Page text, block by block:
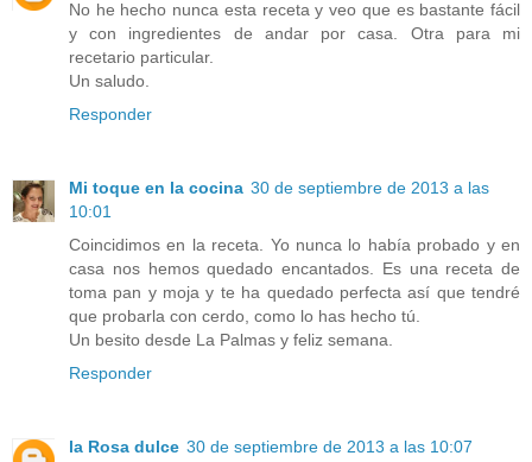
No he hecho nunca esta receta y veo que es bastante fácil
y con ingredientes de andar por casa. Otra para mi
recetario particular.
Un saludo.
Responder
Mi toque en la cocina 30 de septiembre de 2013 a las
10:01
Coincidimos en la receta. Yo nunca lo había probado y en
casa nos hemos quedado encantados. Es una receta de
toma pan y moja y te ha quedado perfecta así que tendré
que probarla con cerdo, como lo has hecho tú.
Un besito desde La Palmas y feliz semana.
Responder
la Rosa dulce 30 de septiembre de 2013 a las 10:07